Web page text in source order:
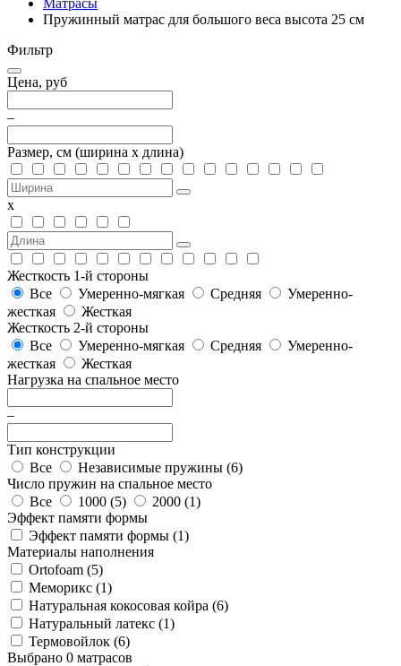
Пружинный матрас для большого веса высота 25 см
Фильтр
Цена, руб
–
Размер, см (ширина х длина)
х
Жесткость 1-й стороны
Все
Умеренно-мягкая Средняя
Умеренно-
жесткая
Жесткая
Жесткость 2-й стороны
Все
Умеренно-мягкая Средняя
Умеренно-
жесткая
Жесткая
Нагрузка на спальное место
–
Тип конструкции
Все
Независимые пружины (6)
Число пружин на спальное место
Все
1000 (5) 2000 (1)
Эффект памяти формы
Эффект памяти формы (1)
Материалы наполнения
Ortofoam (5)
Меморикс (1)
Натуральная кокосовая койра (6)
Натуральный латекс (1)
Термовойлок (6)
Выбрано 0 матрасов